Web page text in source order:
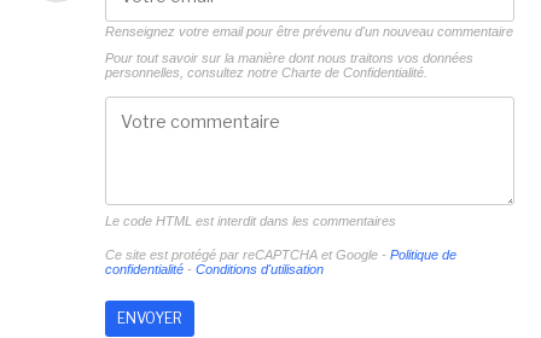
Renseignez votre email pour être prévenu d'un nouveau commentaire
Pour tout savoir sur la manière dont nous traitons vos données
personnelles, consultez notre Charte de Confidentialité.
Le code HTML est interdit dans les commentaires
Ce site est protégé par reCAPTCHA et Google - Politique de
confidentialité- Conditions d'utilisation